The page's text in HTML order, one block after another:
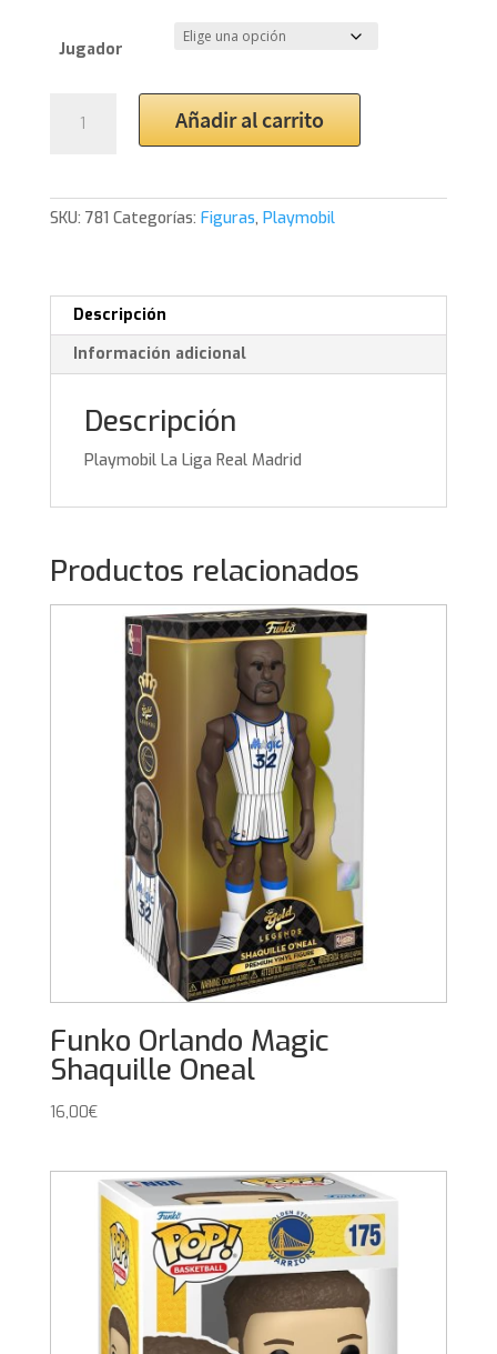
Jugador
Madrid
Añadir al carrito
SKU: 781 Categorías: Figuras, Playmobil
Descripción
Información adicional
Descripción
Playmobil La Liga Real Madrid
Productos relacionados
Funko Orlando Magic
Shaquille Oneal
16,00€